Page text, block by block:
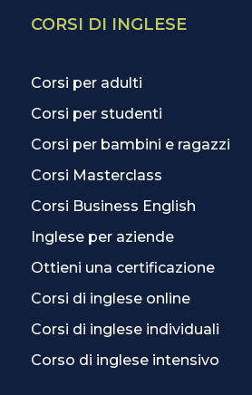
CORSI DI INGLESE
Corsi per adulti
Corsi per studenti
Corsi per bambini e ragazzi
Corsi Masterclass
Corsi Business English
Inglese per aziende
Ottieni una certificazione
Corsi di inglese online
Corsi di inglese individuali
Corso di inglese intensivo